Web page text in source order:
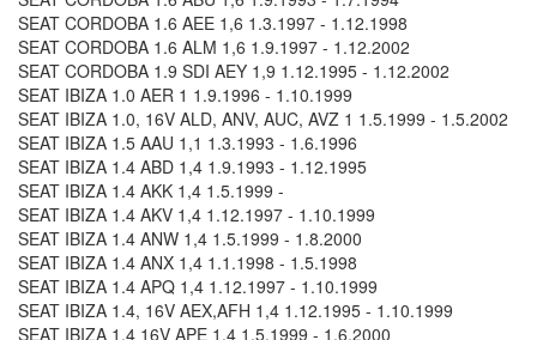
SEAT CORDOBA 1.6 AEE 1,6 1.3.1997 - 1.12.1998
SEAT CORDOBA 1.6 ALM 1,6 1.9.1997 - 1.12.2002
SEAT CORDOBA 1.9 SDI AEY 1,9 1.12.1995 - 1.12.2002
SEAT IBIZA 1.0 AER 1 1.9.1996 - 1.10.1999
SEAT IBIZA 1.0, 16V ALD, ANV, AUC, AVZ 1 1.5.1999 - 1.5.2002
SEAT IBIZA 1.5 AAU 1,1 1.3.1993 - 1.6.1996
SEAT IBIZA 1.4 ABD 1,4 1.9.1993 - 1.12.1995
SEAT IBIZA 1.4 AKK 1,4 1.5.1999 -
SEAT IBIZA 1.4 AKV 1,4 1.12.1997 - 1.10.1999
SEAT IBIZA 1.4 ANW 1,4 1.5.1999 - 1.8.2000
SEAT IBIZA 1.4 ANX 1,4 1.1.1998 - 1.5.1998
SEAT IBIZA 1.4 APQ 1,4 1.12.1997 - 1.10.1999
SEAT IBIZA 1.4, 16V AEX,AFH 1,4 1.12.1995 - 1.10.1999
SEAT IBIZA 1.4 16V APE 1,4 1.5.1999 - 1.6.2000